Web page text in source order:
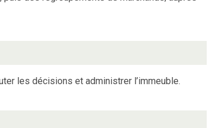
les décisions et administrer l’immeuble.